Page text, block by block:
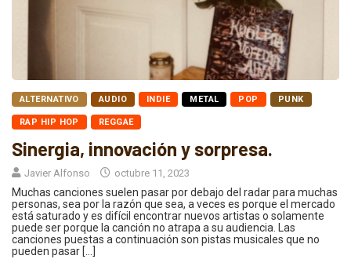
ALTERNATIVO AUDIO INDIE METAL POP PUNK
RAP HIP HOP REGGAE
Sinergia, innovación y sorpresa.
Javier Alfonso octubre 11, 2023
Muchas canciones suelen pasar por debajo del radar para muchas
personas, sea por la razón que sea, a veces es porque el mercado
está saturado y es difícil encontrar nuevos artistas o solamente
puede ser porque la canción no atrapa a su audiencia. Las
canciones puestas a continuación son pistas musicales que no
pueden pasar […]